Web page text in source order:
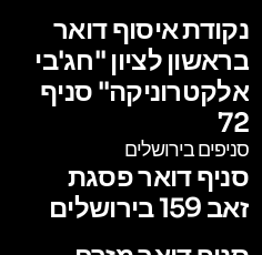
נקודת איסוף דואר
בראשון לציון "חג'בי
אלקטרוניקה" סניף
72
סניפים בירושלים
סניף דואר פסגת
זאב 159 בירושלים